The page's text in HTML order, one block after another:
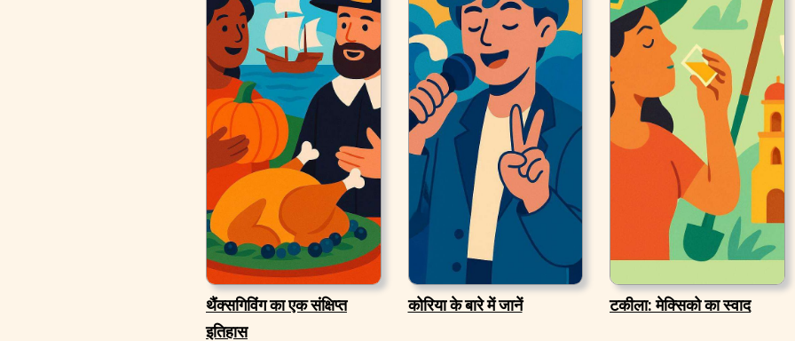
थैंक्सगिविंग का एक संक्षिप्त
इतिहास
कोरिया के बारे में जानें टकीला: मेक्सिको का स्वाद